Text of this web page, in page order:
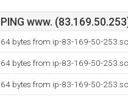
PING www.
64 bytes from ip-83-169-50-
64 bytes from ip-83-169-50-
64 bytes from ip-83-169-50-